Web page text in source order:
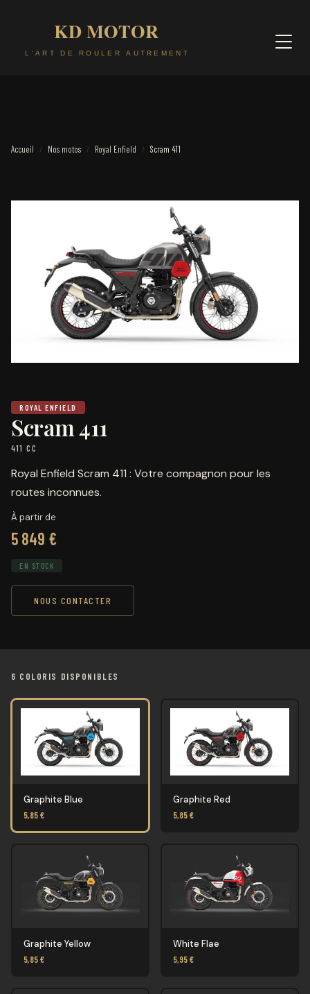
Accueil / Nos motos / Royal Enfield / Scram 411
ROYAL ENFIELD
Scram 411
411 CC
Royal Enfield Scram 411 : Votre compagnon pour les
routes inconnues.
À partir de
5 849 €
EN STOCK
NOUS CONTACTER
6 COLORIS DISPONIBLES
Graphite Blue
5,85 €
Graphite Red
5,85 €
Graphite Yellow
5,85 €
White Flae
5,95 €